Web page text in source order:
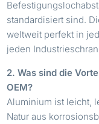
standardisiert sind.
weltweit perfekt in
jeden
2. Was sind die
OEM?
Aluminium ist leicht,
Natur aus